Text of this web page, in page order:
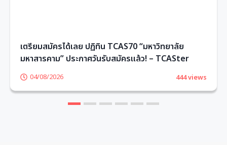
เตรียมสมัครได้เลย ปฏิทิน TCAS70 “มหาวิทยาลัย
มหาสารคาม” ประกาศวันรับสมัครแล้ว! – TCASter
04/08/2026 444 views
3 4 5 6